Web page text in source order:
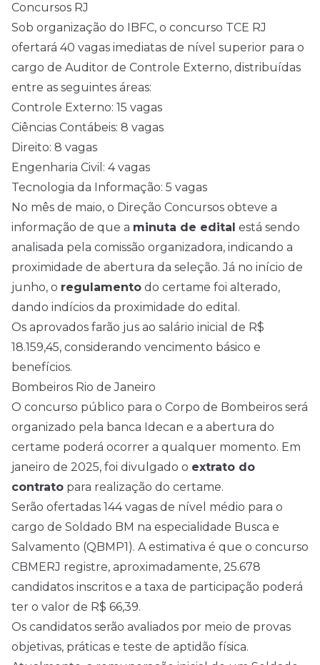
Concursos RJ
Sob organização do IBFC, o concurso TCE RJ
ofertará 40 vagas imediatas de nível superior para o
cargo de Auditor de Controle Externo, distribuídas
entre as seguintes áreas:
Controle Externo: 15 vagas
Ciências Contábeis: 8 vagas
Direito: 8 vagas
Engenharia Civil: 4 vagas
Tecnologia da Informação: 5 vagas
No mês de maio, o Direção Concursos obteve a
informação de que a minuta de edital está sendo
analisada pela comissão organizadora, indicando a
proximidade de abertura da seleção. Já no início de
junho, o regulamento do certame foi alterado,
dando indícios da proximidade do edital.
Os aprovados farão jus ao salário inicial de R$
18.159,45, considerando vencimento básico e
benefícios.
Bombeiros Rio de Janeiro
O concurso público para o Corpo de Bombeiros será
organizado pela banca Idecan e a abertura do
certame poderá ocorrer a qualquer momento. Em
janeiro de 2025, foi divulgado o extrato do
contrato para realização do certame.
Serão ofertadas 144 vagas de nível médio para o
cargo de Soldado BM na especialidade Busca e
Salvamento (QBMP1). A estimativa é que o concurso
CBMERJ registre, aproximadamente, 25.678
candidatos inscritos e a taxa de participação poderá
ter o valor de R$ 66,39.
Os candidatos serão avaliados por meio de provas
objetivas, práticas e teste de aptidão física.